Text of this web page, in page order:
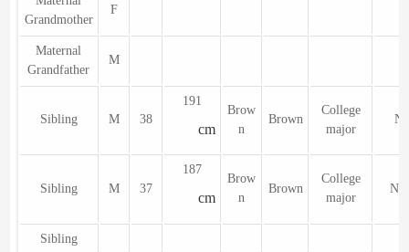
Grandmother
F
Maternal
Grandfather
M
Sibling M 38
191
cm
Brow
n
Brown
College
major
Sibling M 37
187
cm
Brow
n
Brown
College
major
Sibling